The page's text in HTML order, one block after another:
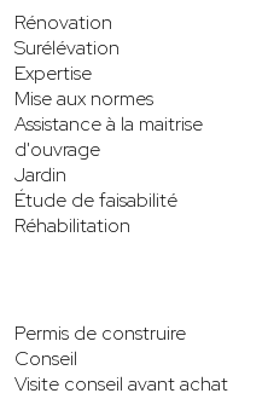
Rénovation
Surélévation
Expertise
Mise aux normes
Assistance à la maitrise
d'ouvrage
Jardin
Étude de faisabilité
Réhabilitation
Permis de construire
Conseil
Visite conseil avant achat